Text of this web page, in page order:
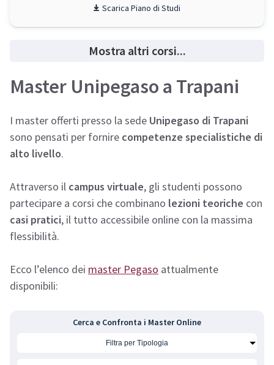
Piano di Studi
Mostra altri corsi...
Master Unipegaso a Trapani
I master offerti presso la sede Unipegaso di Trapani
sono pensati per fornire competenze specialistiche di
alto livello.
Attraverso il campus virtuale, gli studenti possono
partecipare a corsi che combinano lezioni teoriche con
casi pratici, il tutto accessibile online con la massima
flessibilità.
Ecco l’elenco dei master Pegaso attualmente
disponibili:
Cerca e Confronta i Master Online